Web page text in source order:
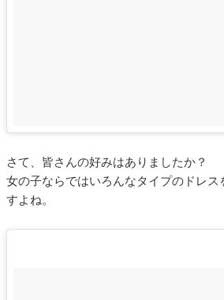
さて、皆さんの好みはありましたか？
女の子ならではいろんなタイプのドレス
すよね。